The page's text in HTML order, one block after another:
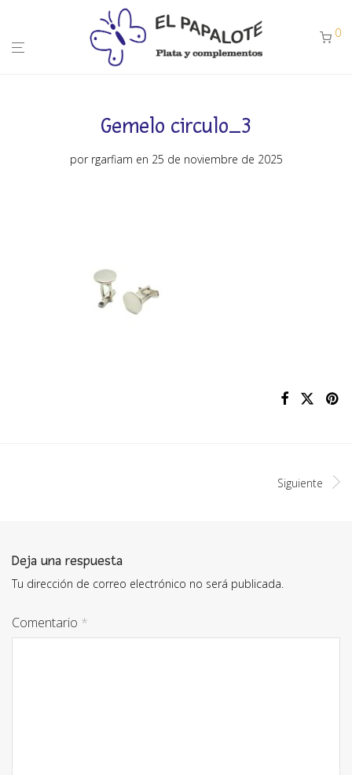
0
Gemelo circulo_3
por rgarfiam en 25 de noviembre de 2025
Siguiente
Deja una respuesta
Tu dirección de correo electrónico no será publicada.
Comentario *